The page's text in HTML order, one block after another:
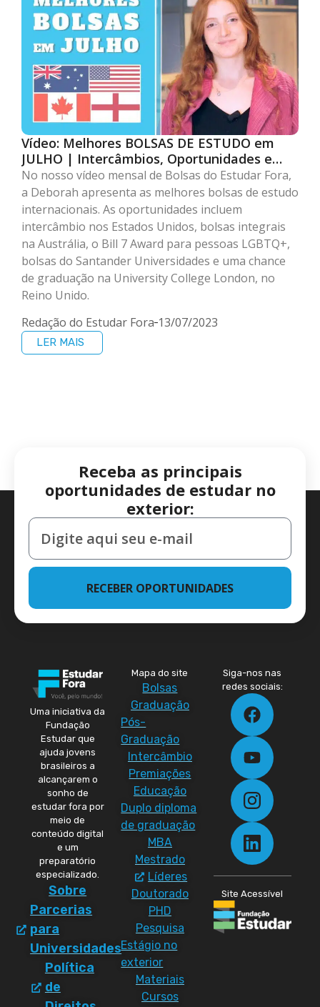
Vídeo: Melhores BOLSAS DE ESTUDO em
JULHO | Intercâmbios, Oportunidades e
Graduação no Exterior!
No nosso vídeo mensal de Bolsas do Estudar Fora,
a Deborah apresenta as melhores bolsas de estudo
internacionais. As oportunidades incluem
intercâmbio nos Estados Unidos, bolsas integrais
na Austrália, o Bill 7 Award para pessoas LGBTQ+,
bolsas do Santander Universidades e uma chance
de graduação na University College London, no
Reino Unido.
Redação do Estudar Fora 13/07/2023
LER MAIS
Receba as principais
oportunidades de estudar no
exterior:
RECEBER OPORTUNIDADES
Uma iniciativa da
Fundação
Estudar que
ajuda jovens
brasileiros a
alcançarem o
sonho de
estudar fora por
meio de
conteúdo digital
e um
preparatório
especializado.
Sobre
Parcerias
para
Universidades
Política
de
Mapa do site
Bolsas
Graduação
Pós-
Graduação
Intercâmbio
Premiações
Educação
Duplo diploma
de graduação
MBA
Mestrado
Líderes
Doutorado
PHD
Pesquisa
Estágio no
exterior
Materiais
Cursos
Siga-nos nas
redes sociais:
Site Acessível